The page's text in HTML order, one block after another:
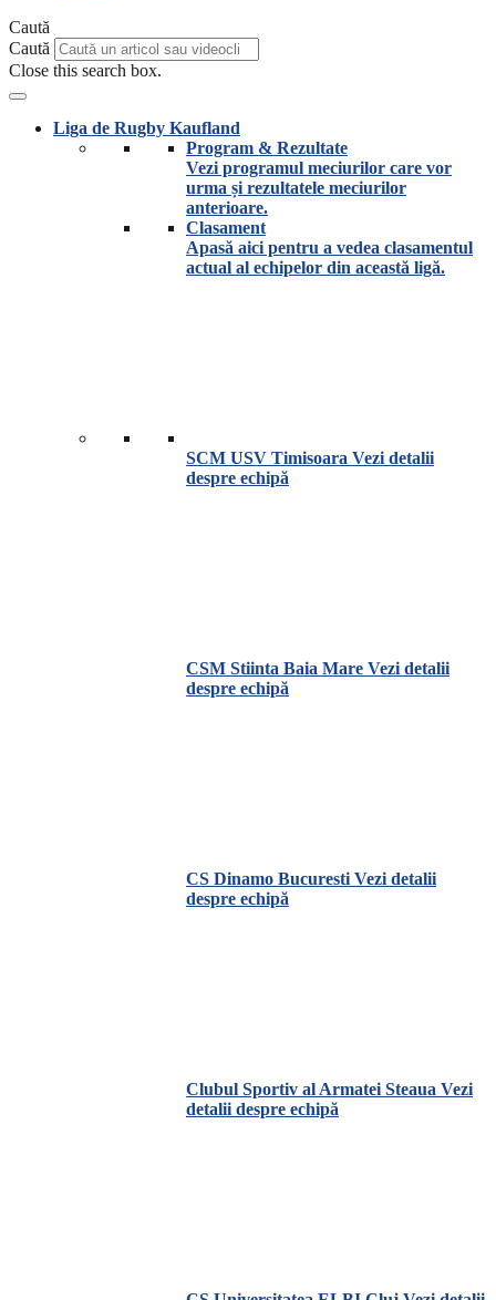
Caută
Caută
Close this search box.
Liga de Rugby Kaufland
Program & Rezultate
Vezi programul meciurilor care vor
urma și rezultatele meciurilor
anterioare.
Clasament
Apasă aici pentru a vedea clasamentul
actual al echipelor din această ligă.
SCM USV Timisoara Vezi detalii
despre echipă
CSM Stiinta Baia Mare Vezi detalii
despre echipă
CS Dinamo Bucuresti Vezi detalii
despre echipă
Clubul Sportiv al Armatei Steaua Vezi
detalii despre echipă